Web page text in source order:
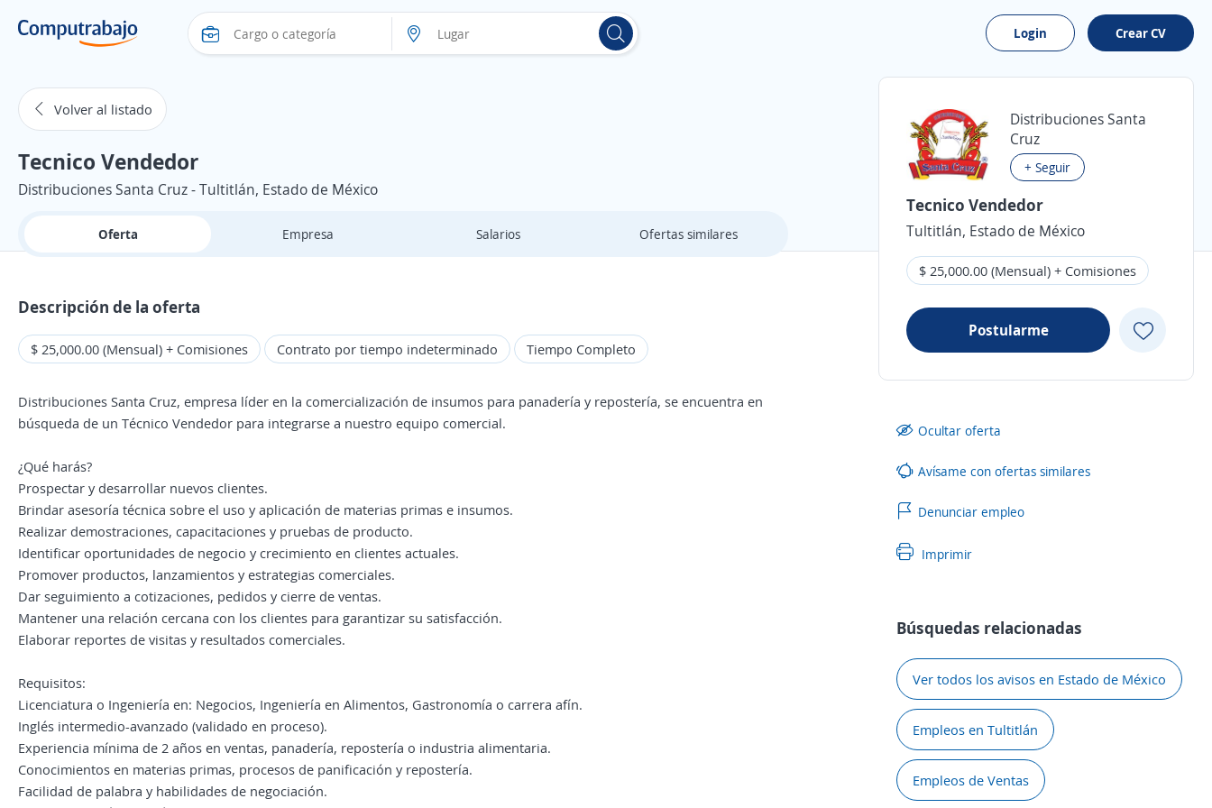
Login Crear CV
Volver al listado
Tecnico Vendedor
Distribuciones Santa Cruz - Tultitlán, Estado de México
Oferta Empresa Salarios Ofertas similares
Descripción de la oferta
$ 25,000.00 (Mensual) + Comisiones Contrato por tiempo indeterminado Tiempo Completo
Distribuciones Santa Cruz, empresa líder en la comercialización de insumos para panadería y repostería, se encuentra en
búsqueda de un Técnico Vendedor para integrarse a nuestro equipo comercial.
¿Qué harás?
Prospectar y desarrollar nuevos clientes.
Brindar asesoría técnica sobre el uso y aplicación de materias primas e insumos.
Realizar demostraciones, capacitaciones y pruebas de producto.
Identificar oportunidades de negocio y crecimiento en clientes actuales.
Promover productos, lanzamientos y estrategias comerciales.
Dar seguimiento a cotizaciones, pedidos y cierre de ventas.
Mantener una relación cercana con los clientes para garantizar su satisfacción.
Elaborar reportes de visitas y resultados comerciales.
Requisitos:
Licenciatura o Ingeniería en: Negocios, Ingeniería en Alimentos, Gastronomía o carrera afín.
Inglés intermedio-avanzado (validado en proceso).
Experiencia mínima de 2 años en ventas, panadería, repostería o industria alimentaria.
Conocimientos en materias primas, procesos de panificación y repostería.
Facilidad de palabra y habilidades de negociación.
Distribuciones Santa
Cruz
+ Seguir
Tecnico Vendedor
Tultitlán, Estado de México
$ 25,000.00 (Mensual) + Comisiones
Postularme
Ocultar oferta
Avísame con ofertas similares
Denunciar empleo
Imprimir
Búsquedas relacionadas
Ver todos los avisos en Estado de México
Empleos en Tultitlán
Empleos de Ventas